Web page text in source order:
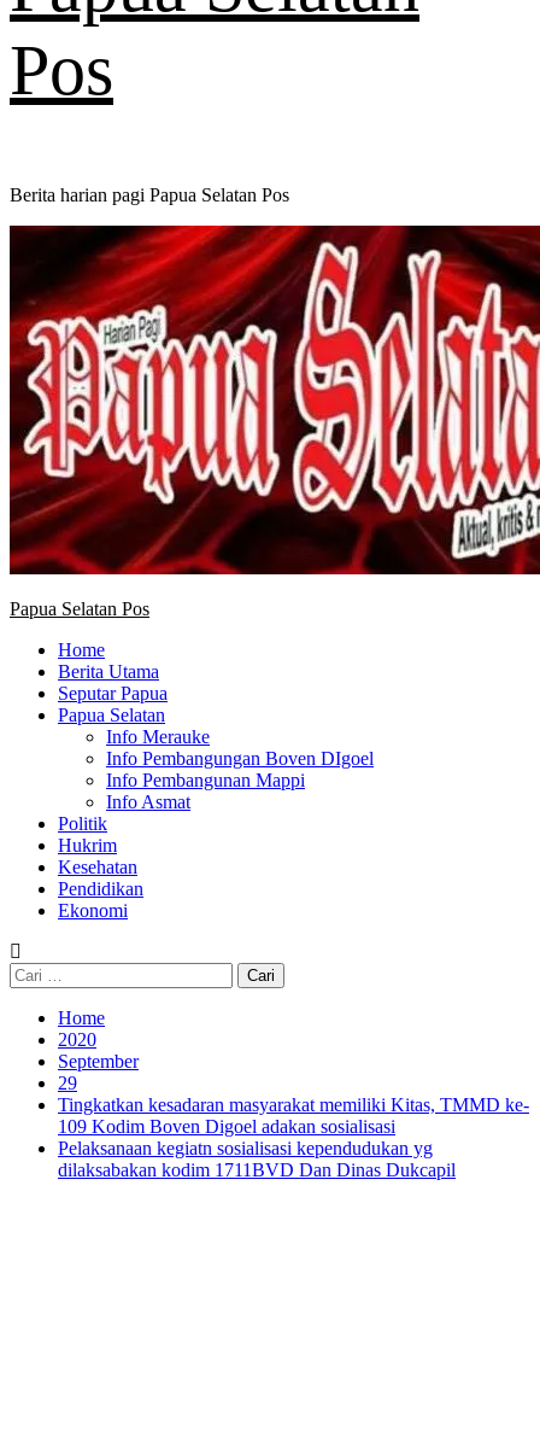
Pos
Berita harian pagi Papua Selatan Pos
Primary
Papua Selatan Pos
Home
Berita Utama
Seputar Papua
Papua Selatan
Info Merauke
Info Pembangungan Boven DIgoel
Info Pembangunan Mappi
Info Asmat
Politik
Hukrim
Kesehatan
Pendidikan
Ekonomi
Cari
untuk:
Home
2020
September
29
Tingkatkan kesadaran masyarakat memiliki Kitas, TMMD ke-
109 Kodim Boven Digoel adakan sosialisasi
Pelaksanaan kegiatn sosialisasi kependudukan yg
dilaksabakan kodim 1711BVD Dan Dinas Dukcapil